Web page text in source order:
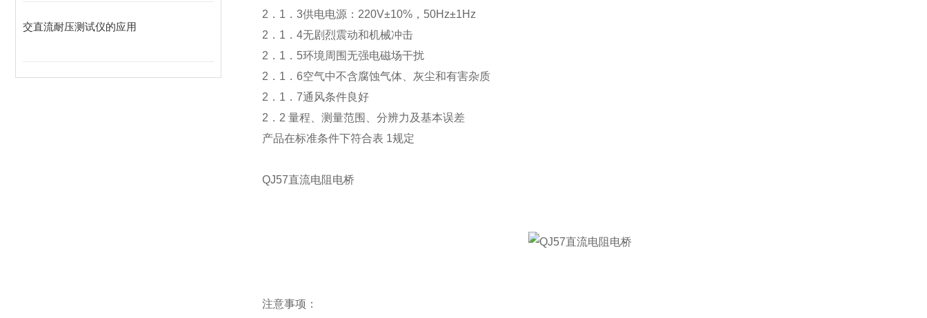
交直流耐压测试仪的应用
2．1．3供电电源：220V±10%，50Hz±1Hz
2．1．4无剧烈震动和机械冲击
2．1．5环境周围无强电磁场干扰
2．1．6空气中不含腐蚀气体、灰尘和有害杂质
2．1．7通风条件良好
2．2 量程、测量范围、分辨力及基本误差
产品在标准条件下符合表 1规定
QJ57直流电阻电桥
注意事项：